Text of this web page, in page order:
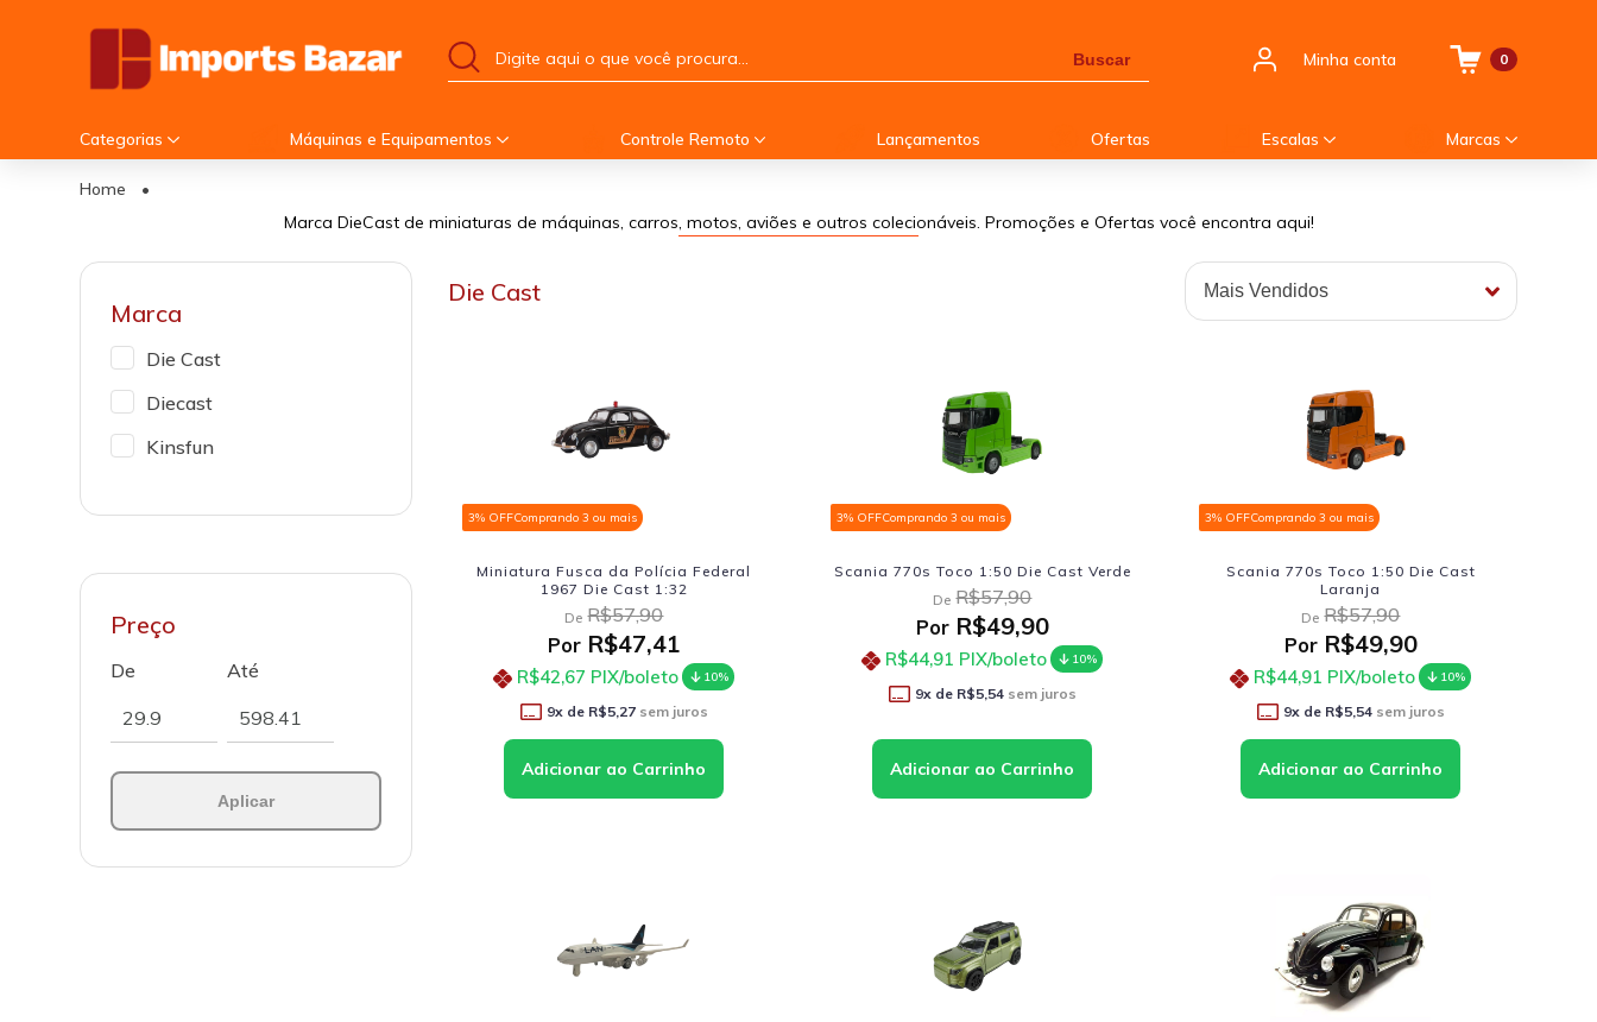
Buscar Minha conta 0
Categorias Máquinas e Equipamentos Controle Remoto Lançamentos Ofertas Escalas Marcas
Home
•
Marca DieCast de miniaturas de máquinas, carros, motos, aviões e outros colecionáveis. Promoções e Ofertas você encontra aqui!
Marca
Die Cast
Diecast
Kinsfun
Preço
De Até
Aplicar
Die Cast
3% OFFComprando 3 ou mais
Miniatura Fusca da Polícia Federal
1967 Die Cast 1:32
De R$57,90
PorR$47,41
R$42,67 PIX/boleto 10%
9x de R$5,27sem juros
3% OFFComprando 3 ou mais
Scania 770s Toco 1:50 Die Cast Verde
De R$57,90
PorR$49,90
R$44,91 PIX/boleto 10%
9x de R$5,54sem juros
3% OFFComprando 3 ou mais
Scania 770s Toco 1:50 Die Cast
Laranja
De R$57,90
PorR$49,90
R$44,91 PIX/boleto 10%
9x de R$5,54sem juros